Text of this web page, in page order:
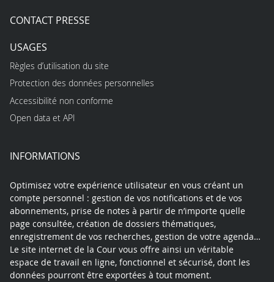
CONTACT PRESSE
USAGES
Règles d’utilisation du site
Protection des données personnelles
Accessibilité non conforme
Open data et API
INFORMATIONS
Optimisez votre expérience utilisateur en vous créant un
compte personnel : gestion de vos notifications et de vos
abonnements, prise de notes à partir de n’importe quelle
page consultée, création de dossiers thématiques,
enregistrement de vos recherches, gestion de votre agenda…
Le site internet de la Cour vous offre ainsi un véritable
espace de travail en ligne, fonctionnel et sécurisé, dont les
données pourront être exportées à tout moment.